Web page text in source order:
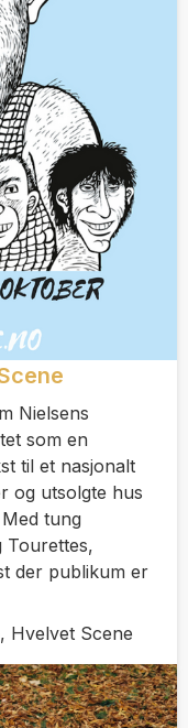
Nielsens
som en
til et nasjonalt
og utsolgte hus
tung
Tourettes,
der publikum er
Hvelvet Scene